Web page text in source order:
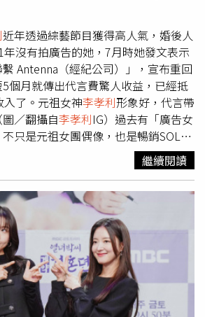
及嘴角,加強局部遮瑕;最後記得輕薄
餅那種NARS的裸光蜜粉餅,輕刷臉部
製造對比，例如臉部周圍或鼻翼兩
更明顯！ （圖／品牌提供、NARS韓國
萃粉底精華30ml/1900元、NARS裸光
NARS妝點甜心遮瑕蜜6ml/1100元。
的絕大秘密就是這瓶造光武器如果說
手指這麼靈巧，你也可以試試在妝前
妝前乳，這樣能讓肌膚先打光再用粉
透亮、保濕，造光底妝超完美！但在
己的膚色，顏色專家將膚色分為三
粉紅色基調，在情緒的影響下容易變
，自然的米色，有時略帶些許綠松
，帶有黃色、金色或蜂蜜色元
或棕色的色斑。所有膚質，無一例
的問題。 嬌蘭研究中心因應亞洲人
計了一套成功的雙組合——妝前保濕
種膚色基調的反應，從視覺上重新
近年透過綜藝節目獲得高人氣，婚後人
沒有拍廣告的她，7月時她發文表示
繫 Antenna（經紀公司）」，宣布重回
個月就傳出代言費驚人收益，已經抵
了。元祖女神李孝利形象好，代言帶
／翻攝自李孝利IG）過去有「廣告女
不只是元祖女團偶像，也是暢銷SOLO
的她靠著實境綜藝節目再度翻紅，也
就宣布不拍廣告的她，如今時隔11
不少人廠商也紛紛找上門。李孝利也
代言後，大概收到了100個廣告提
On、Reebok、Lotte租車、
美多等6個品牌，近日廣告界內部人
支廣告的代言費是業界最高金額的7
），因此6個代言已經入帳42億韓元
樣的好成績甚至抵過她目前的經紀公
年收益已經抵過經紀公司過去20年的
繼續閱讀